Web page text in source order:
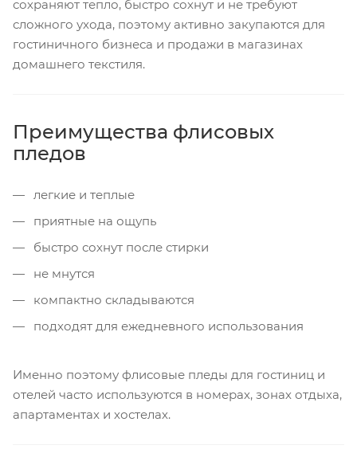
сохраняют тепло, быстро сохнут и не требуют
сложного ухода, поэтому активно закупаются для
гостиничного бизнеса и продажи в магазинах
домашнего текстиля.
Преимущества флисовых
пледов
легкие и теплые
приятные на ощупь
быстро сохнут после стирки
не мнутся
компактно складываются
подходят для ежедневного использования
Именно поэтому флисовые пледы для гостиниц и
отелей часто используются в номерах, зонах отдыха,
апартаментах и хостелах.